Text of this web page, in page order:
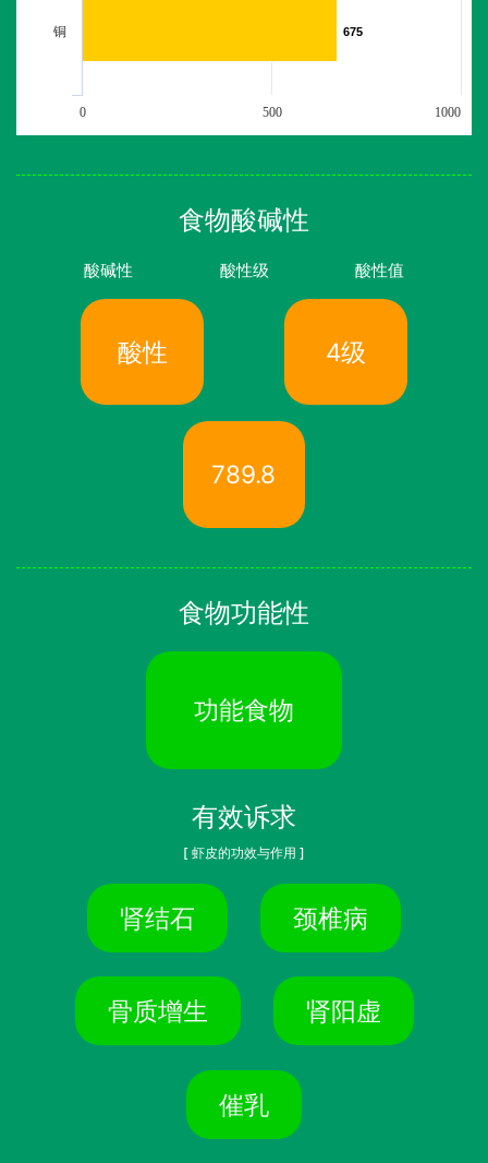
675
675
铜
0 500 1000
食物酸碱性
酸碱性 酸性级 酸性值
酸性 4级
789.8
食物功能性
功能食物
有效诉求
[ 虾皮的功效与作用 ]
肾结石 颈椎病
骨质增生 肾阳虚
催乳